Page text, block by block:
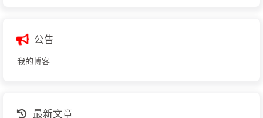
公告
我的博客
最新文章